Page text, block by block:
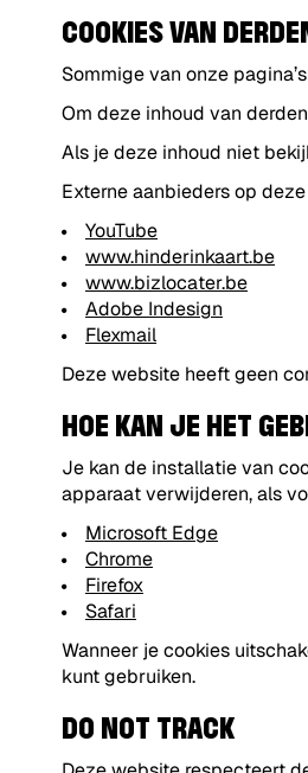
COOKIES VAN
Sommige van onze
Om deze inhoud van
Als je deze inhoud niet
Externe aanbieders op
YouTube
www.hinderinkaart.be
www.bizlocater.be
Adobe Indesign
Flexmail
Deze website heeft geen
HOE KAN JE HET
Je kan de installatie van
apparaat verwijderen, als
Microsoft Edge
Chrome
Firefox
Safari
Wanneer je cookies
kunt gebruiken.
DO NOT TRACK